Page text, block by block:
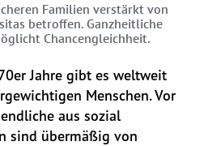
Familien verstärkt von
betroffen. Ganzheitliche
Chancengleichheit.
Jahre gibt es weltweit
Menschen. Vor
aus sozial
sind übermäßig von